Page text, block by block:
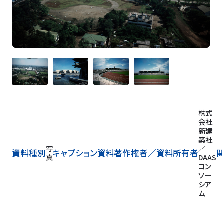
資料種別写
真キャプション資料著作権者／資料所有者
株式
会社
新建
築社
／
DAAS
コン
ソー
シア
ム